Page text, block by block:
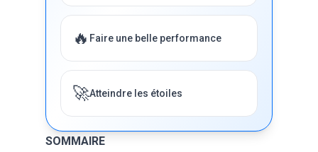
🔥 Faire une belle performance
🚀Atteindre les étoiles
SOMMAIRE